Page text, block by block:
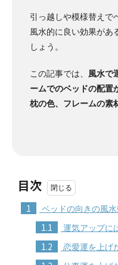
引っ越しや模様替えで
風水的に良い効果があ
しょう。
この記事では、 風水で
ームでのベッドの配置
枕の色、フレームの素
目次
1 ベッドの向きの風
1.1 運気アップに
1.2 恋愛運を上げ